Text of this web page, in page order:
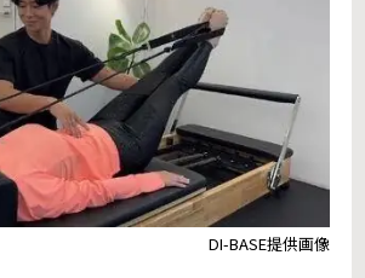
DI-BASE提供画像